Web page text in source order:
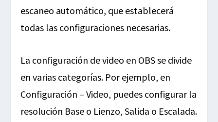
escaneo automático, que establecerá
todas las configuraciones necesarias.
La configuración de video en OBS se divide
en varias categorías. Por ejemplo, en
Configuración – Video, puedes configurar la
resolución Base o Lienzo, Salida o Escalada.